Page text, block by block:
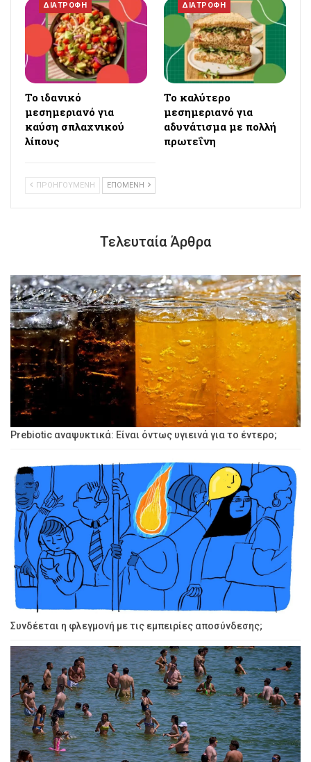
ΔΙΑΤΡΟΦΗ
Το ιδανικό
μεσημεριανό για
καύση σπλαχνικού
λίπους
ΔΙΑΤΡΟΦΗ
Το καλύτερο
μεσημεριανό για
αδυνάτισμα με πολλή
πρωτεΐνη
ΠΡΟΗΓΟΥΜΕΝΗ ΕΠΟΜΕΝΗ
Τελευταία Άρθρα
Prebiotic αναψυκτικά: Είναι όντως υγιεινά για το έντερο;
Συνδέεται η φλεγμονή με τις εμπειρίες αποσύνδεσης;